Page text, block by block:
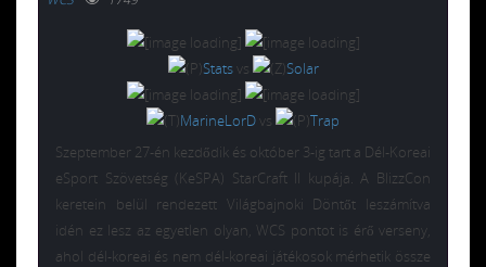
Statsvs Solar
MarineLorDvs
Trap
Szeptember 27-én kezdődik és október 3-ig tart a Dél-Koreai
eSport Szövetség (KeSPA) StarCraft II kupája. A BlizzCon
keretein belül rendezett Világbajnoki Döntőt leszámítva
idén ez lesz az egyetlen olyan, WCS pontot is érő verseny,
ahol dél-koreai és nem dél-koreai játékosok mérhetik össze